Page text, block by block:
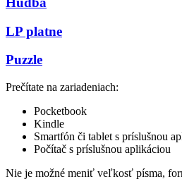
LP platne
Puzzle
Prečítate na zariadeniach:
Pocketbook
Kindle
Smartfón či tablet s príslušnou
Počítač s príslušnou aplikáciou
Nie je možné meniť veľkosť písma,